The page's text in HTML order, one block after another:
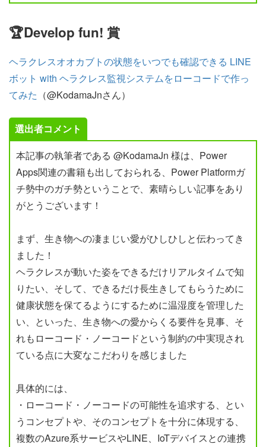
🏆Develop fun! 賞
ヘラクレスオオカブトの状態をいつでも確認できる LINE
ボット with ヘラクレス監視システムをローコードで作っ
てみた （@KodamaJnさん）
選出者コメント
本記事の執筆者である @KodamaJn 様は、Power
Apps関連の書籍も出しておられる、Power Platformガ
チ勢中のガチ勢ということで、素晴らしい記事をあり
がとうございます！
まず、生き物への凄まじい愛がひしひしと伝わってき
ました！
ヘラクレスが動いた姿をできるだけリアルタイムで知
りたい、そして、できるだけ長生きしてもらうために
健康状態を保てるようにするために温湿度を管理した
い、といった、生き物への愛からくる要件を見事、そ
れもローコード・ノーコードという制約の中実現され
ている点に大変なこだわりを感じました
具体的には、
・ローコード・ノーコードの可能性を追求する、とい
うコンセプトや、そのコンセプトを十分に体現する、
複数のAzure系サービスやLINE、IoTデバイスとの連携